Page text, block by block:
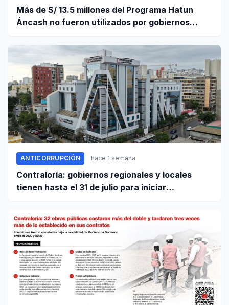
Más de S/ 13.5 millones del Programa Hatun
Áncash no fueron utilizados por gobiernos
ANTICORRUPCIÓN hace 1 semana
Contraloría: gobiernos regionales y locales
tienen hasta el 31 de julio para iniciar